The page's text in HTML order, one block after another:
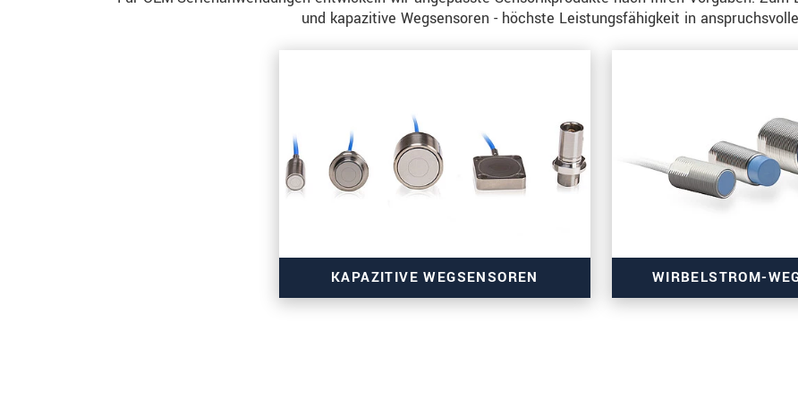
und kapazitive Wegsensoren - höchste Leistungsfähigkeit in
KAPAZITIVE WEGSENSOREN WIRBELSTROM-